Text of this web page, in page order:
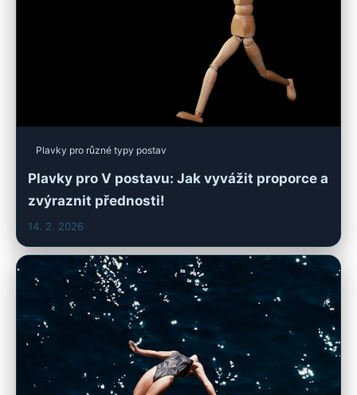
Plavky pro různé typy postav
Plavky pro V postavu: Jak vyvážit proporce a
zvýraznit přednosti!
14. 2. 2026